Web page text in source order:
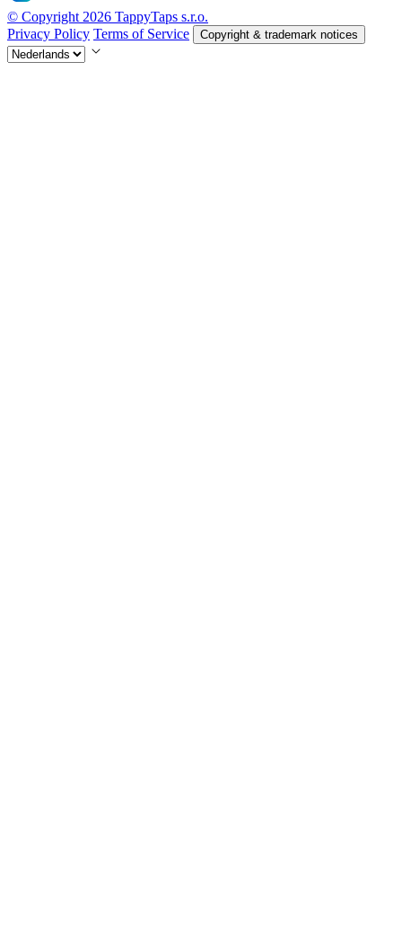
© Copyright 2026 TappyTaps s.r.o.
Privacy Policy Terms of Service Copyright & trademark notices